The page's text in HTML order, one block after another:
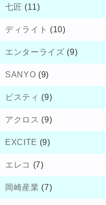
七匠 (11)
ディライト (10)
エンターライズ (9)
SANYO (9)
ビスティ (9)
アクロス (9)
EXCITE (9)
エレコ (7)
岡崎産業 (7)